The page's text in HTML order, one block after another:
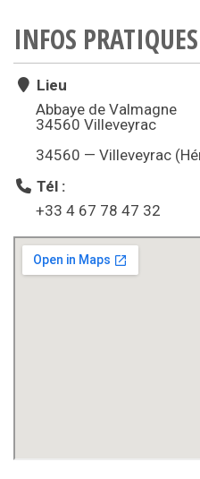
INFOS PRATIQUES
Lieu
Abbaye de Valmagne
34560 Villeveyrac
34560 — Villeveyrac
Tél :
+33 4 67 78 47 32